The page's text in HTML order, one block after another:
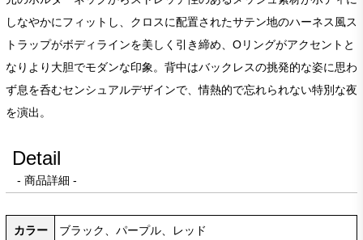
しなやかにフィットし、クロスに配置されたサテン地のハーネス風ス
トラップがボディラインを美しく引き締め、Oリングがアクセントと
なりより大胆でモダンな印象。背中はバックレスの挑発的な姿に思わ
ず息を呑むセンシュアルデザインで、情熱的で忘れられない特別な夜
を演出。
Detail
- 商品詳細 -
カラー ブラック、パープル、レッド